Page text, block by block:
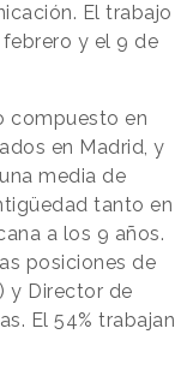
El trabajo
y el 9 de
compuesto en
en Madrid, y
media de
tanto en
a los 9 años.
posiciones de
y Director de
El 54% trabajan